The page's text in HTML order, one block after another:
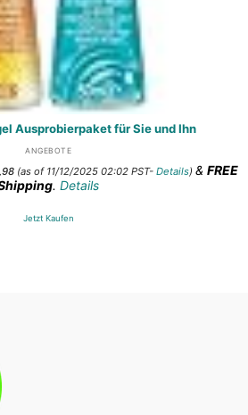
Ausprobierpaket für Sie und Ihn
ANGEBOTE
Aktueller
Preis
ist:
(as of 11/12/2025 02:02 PST- Details) & FREE
. Details
Jetzt Kaufen